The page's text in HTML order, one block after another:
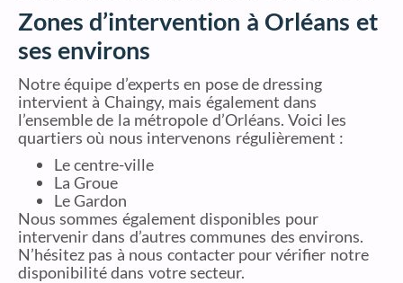
Zones d’intervention à Orléans et
ses environs
Notre équipe d’experts en pose de dressing
intervient à Chaingy, mais également dans
l’ensemble de la métropole d’Orléans. Voici les
quartiers où nous intervenons régulièrement :
Le centre-ville
La Groue
Le Gardon
Nous sommes également disponibles pour
intervenir dans d’autres communes des environs.
N’hésitez pas à nous contacter pour vérifier notre
disponibilité dans votre secteur.